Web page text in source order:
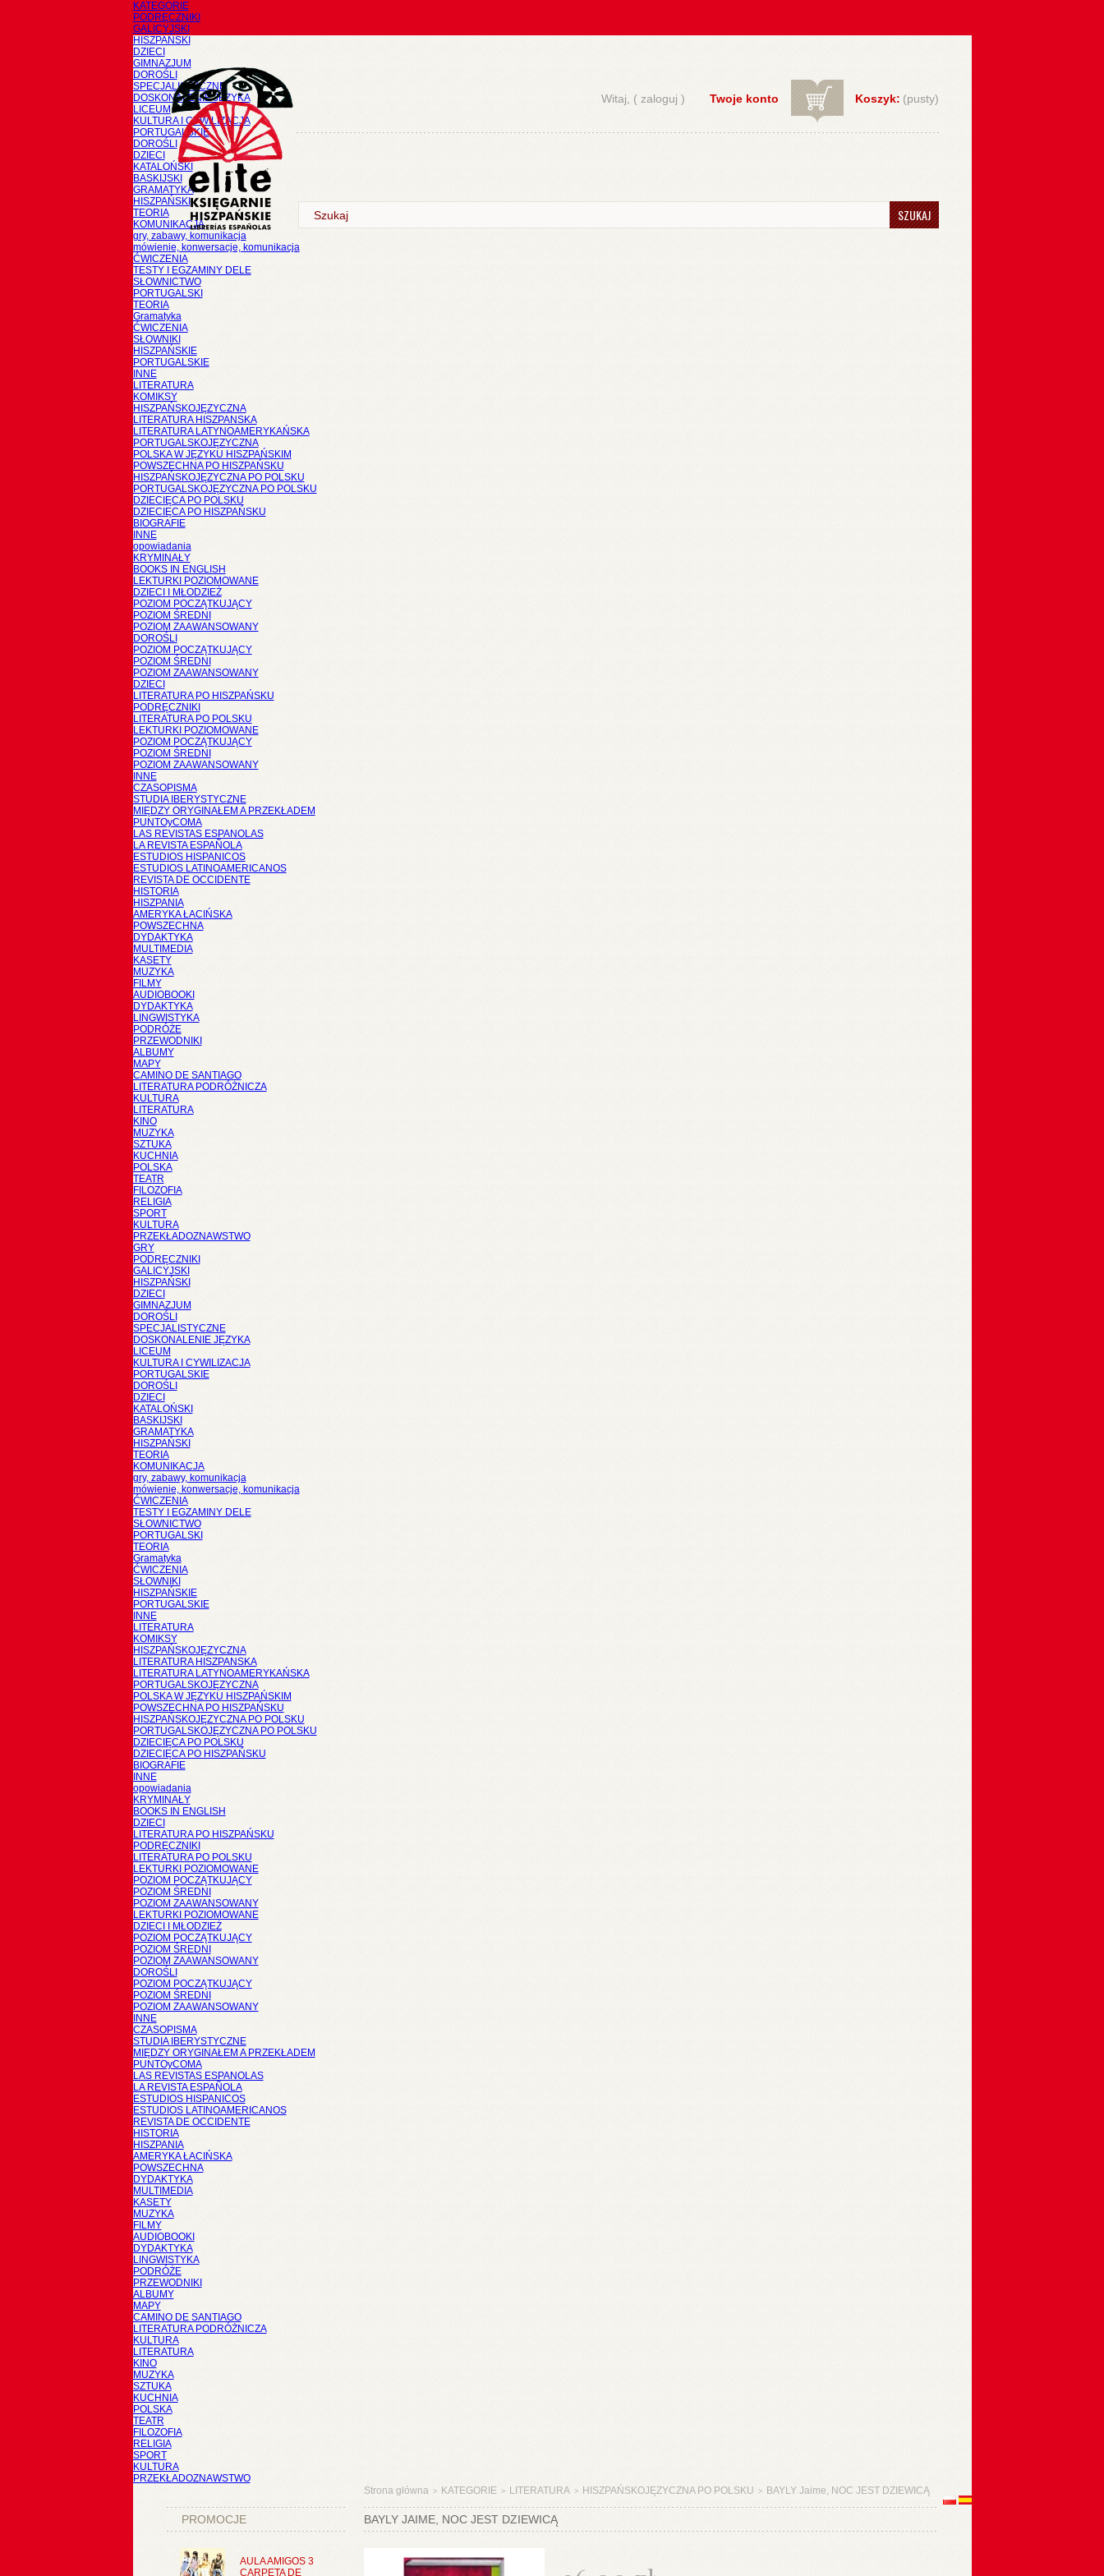
KATEGORIE
PODRĘCZNIKI
GALICYJSKI
HISZPAŃSKI
DZIECI
GIMNAZJUM
DOROŚLI
SPECJALISTYCZNE
DOSKONALENIE JĘZYKA
LICEUM
KULTURA I CYWILIZACJA
PORTUGALSKIE
DOROŚLI
DZIECI
KATALOŃSKI
BASKIJSKI
GRAMATYKA
HISZPAŃSKI
TEORIA
KOMUNIKACJA
gry, zabawy, komunikacja
mówienie, konwersacje, komunikacja
ĆWICZENIA
TESTY I EGZAMINY DELE
SŁOWNICTWO
PORTUGALSKI
TEORIA
Gramatyka
ĆWICZENIA
SŁOWNIKI
HISZPAŃSKIE
PORTUGALSKIE
INNE
LITERATURA
KOMIKSY
HISZPAŃSKOJĘZYCZNA
LITERATURA HISZPANSKA
LITERATURA LATYNOAMERYKAŃSKA
PORTUGALSKOJĘZYCZNA
POLSKA W JĘZYKU HISZPAŃSKIM
POWSZECHNA PO HISZPAŃSKU
HISZPAŃSKOJĘZYCZNA PO POLSKU
PORTUGALSKOJĘZYCZNA PO POLSKU
DZIECIĘCA PO POLSKU
DZIECIĘCA PO HISZPAŃSKU
BIOGRAFIE
INNE
opowiadania
KRYMINAŁY
BOOKS IN ENGLISH
LEKTURKI POZIOMOWANE
DZIECI I MŁODZIEŻ
POZIOM POCZĄTKUJĄCY
POZIOM ŚREDNI
POZIOM ZAAWANSOWANY
DOROŚLI
POZIOM POCZĄTKUJĄCY
POZIOM ŚREDNI
POZIOM ZAAWANSOWANY
DZIECI
LITERATURA PO HISZPAŃSKU
PODRĘCZNIKI
LITERATURA PO POLSKU
LEKTURKI POZIOMOWANE
POZIOM POCZĄTKUJĄCY
POZIOM ŚREDNI
POZIOM ZAAWANSOWANY
INNE
CZASOPISMA
STUDIA IBERYSTYCZNE
MIĘDZY ORYGINAŁEM A PRZEKŁADEM
PUNTOyCOMA
LAS REVISTAS ESPANOLAS
LA REVISTA ESPAÑOLA
ESTUDIOS HISPANICOS
ESTUDIOS LATINOAMERICANOS
REVISTA DE OCCIDENTE
HISTORIA
HISZPANIA
AMERYKA ŁACIŃSKA
POWSZECHNA
DYDAKTYKA
MULTIMEDIA
KASETY
MUZYKA
FILMY
AUDIOBOOKI
DYDAKTYKA
LINGWISTYKA
PODRÓŻE
PRZEWODNIKI
ALBUMY
MAPY
CAMINO DE SANTIAGO
LITERATURA PODRÓŻNICZA
KULTURA
LITERATURA
KINO
MUZYKA
SZTUKA
KUCHNIA
POLSKA
TEATR
FILOZOFIA
RELIGIA
SPORT
KULTURA
PRZEKŁADOZNAWSTWO
GRY
PODRĘCZNIKI
GALICYJSKI
HISZPAŃSKI
DZIECI
GIMNAZJUM
DOROŚLI
SPECJALISTYCZNE
DOSKONALENIE JĘZYKA
LICEUM
KULTURA I CYWILIZACJA
PORTUGALSKIE
DOROŚLI
DZIECI
KATALOŃSKI
BASKIJSKI
GRAMATYKA
HISZPAŃSKI
TEORIA
KOMUNIKACJA
gry, zabawy, komunikacja
mówienie, konwersacje, komunikacja
ĆWICZENIA
TESTY I EGZAMINY DELE
SŁOWNICTWO
PORTUGALSKI
TEORIA
Gramatyka
ĆWICZENIA
SŁOWNIKI
HISZPAŃSKIE
PORTUGALSKIE
INNE
LITERATURA
KOMIKSY
HISZPAŃSKOJĘZYCZNA
LITERATURA HISZPANSKA
LITERATURA LATYNOAMERYKAŃSKA
PORTUGALSKOJĘZYCZNA
POLSKA W JĘZYKU HISZPAŃSKIM
POWSZECHNA PO HISZPAŃSKU
HISZPAŃSKOJĘZYCZNA PO POLSKU
PORTUGALSKOJĘZYCZNA PO POLSKU
DZIECIĘCA PO POLSKU
DZIECIĘCA PO HISZPAŃSKU
BIOGRAFIE
INNE
opowiadania
KRYMINAŁY
BOOKS IN ENGLISH
DZIECI
LITERATURA PO HISZPAŃSKU
PODRĘCZNIKI
LITERATURA PO POLSKU
LEKTURKI POZIOMOWANE
POZIOM POCZĄTKUJĄCY
POZIOM ŚREDNI
POZIOM ZAAWANSOWANY
LEKTURKI POZIOMOWANE
DZIECI I MŁODZIEŻ
POZIOM POCZĄTKUJĄCY
POZIOM ŚREDNI
POZIOM ZAAWANSOWANY
DOROŚLI
POZIOM POCZĄTKUJĄCY
POZIOM ŚREDNI
POZIOM ZAAWANSOWANY
INNE
CZASOPISMA
STUDIA IBERYSTYCZNE
MIĘDZY ORYGINAŁEM A PRZEKŁADEM
PUNTOyCOMA
LAS REVISTAS ESPANOLAS
LA REVISTA ESPAÑOLA
ESTUDIOS HISPANICOS
ESTUDIOS LATINOAMERICANOS
REVISTA DE OCCIDENTE
HISTORIA
HISZPANIA
AMERYKA ŁACIŃSKA
POWSZECHNA
DYDAKTYKA
MULTIMEDIA
KASETY
MUZYKA
FILMY
AUDIOBOOKI
DYDAKTYKA
LINGWISTYKA
PODRÓŻE
PRZEWODNIKI
ALBUMY
MAPY
CAMINO DE SANTIAGO
LITERATURA PODRÓŻNICZA
KULTURA
LITERATURA
KINO
MUZYKA
SZTUKA
KUCHNIA
POLSKA
TEATR
FILOZOFIA
RELIGIA
SPORT
KULTURA
PRZEKŁADOZNAWSTWO
Koszyk: (pusty)
Twoje konto
Witaj, ( zaloguj )
SZUKAJ
PROMOCJE
AULA AMIGOS 3
CARPETA DE
Strona główna > KATEGORIE > LITERATURA > HISZPAŃSKOJĘZYCZNA PO POLSKU > BAYLY Jaime, NOC JEST DZIEWICĄ
BAYLY JAIME, NOC JEST DZIEWICĄ